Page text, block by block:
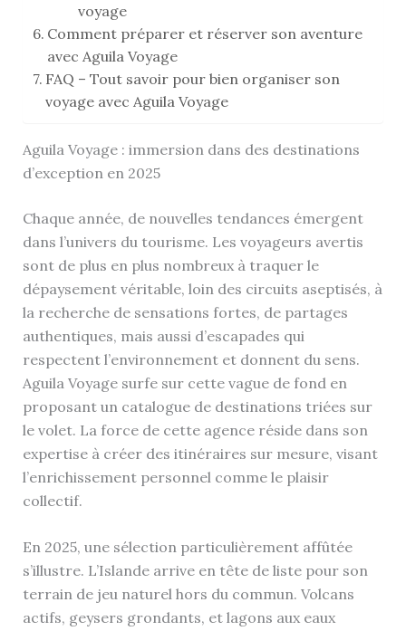
voyage
Comment préparer et réserver son aventure
avec Aguila Voyage
FAQ – Tout savoir pour bien organiser son
voyage avec Aguila Voyage
Aguila Voyage : immersion dans des destinations
d’exception en 2025
Chaque année, de nouvelles tendances émergent
dans l’univers du tourisme. Les voyageurs avertis
sont de plus en plus nombreux à traquer le
dépaysement véritable, loin des circuits aseptisés, à
la recherche de sensations fortes, de partages
authentiques, mais aussi d’escapades qui
respectent l’environnement et donnent du sens.
Aguila Voyage surfe sur cette vague de fond en
proposant un catalogue de destinations triées sur
le volet. La force de cette agence réside dans son
expertise à créer des itinéraires sur mesure, visant
l’enrichissement personnel comme le plaisir
collectif.
En 2025, une sélection particulièrement affûtée
s’illustre. L’Islande arrive en tête de liste pour son
terrain de jeu naturel hors du commun. Volcans
actifs, geysers grondants, et lagons aux eaux